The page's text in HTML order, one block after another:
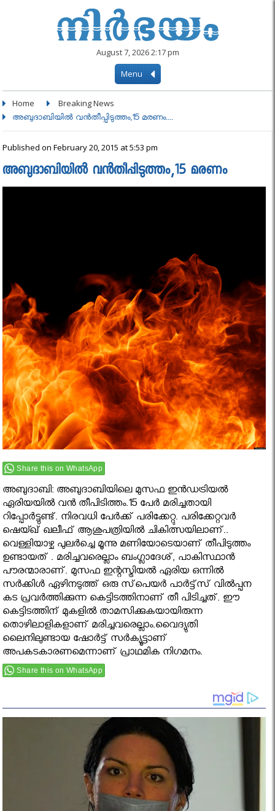
August 7, 2026 2:17 pm
Menu
Home Breaking News
അബുദാബിയില്‍ വന്‍തീപ്പിടുത്തം,15 മരണം....
Published on February 20, 2015 at 5:53 pm
അബുദാബിയില്‍ വന്‍തീപ്പിടുത്തം,15 മരണം
Share this on WhatsApp
അബുദാബി: അബുദാബിയിലെ മുസഫ ഇന്‍ഡട്രിയല്‍
ഏരിയയില്‍ വന്‍ തീപിടിത്തം.15 പേര്‍ മരിച്ചതായി
റിപ്പോര്‍ട്ടുണ്ട്. നിരവധി പേര്‍ക്ക് പരിക്കേറ്റു. പരിക്കേറ്റവര്‍
ഷെയ്ഖ് ഖലീഫ് ആശുപത്രിയില്‍ ചികിത്സയിലാണ്..
വെള്ളിയാഴ്ച പുലര്‍ച്ചെ മൂന്നു മണിയോടെയാണ് തീപിടുത്തം
ഉണ്ടായത് . മരിച്ചവരെല്ലാം ബംഗ്ലാദേശ്, പാകിസ്ഥാന്‍
പൗരന്മാരാണ്. മുസഫ ഇന്റസ്ട്രിയല്‍ ഏരിയ ഒന്നില്‍
സര്‍ക്കിള്‍ ഏഴിനടുത്ത് ഒരു സ്‌പെയര്‍ പാര്‍ട്ട്‌സ് വില്‍പ്പന
കട പ്രവര്‍ത്തിക്കുന്ന കെട്ടിടത്തിനാണ് തീ പിടിച്ചത്. ഈ
കെട്ടിടത്തിന് മുകളില്‍ താമസിക്കുകയായിരുന്ന
തൊഴിലാളികളാണ് മരിച്ചവരെല്ലാം.വൈദ്യുതി
ലൈനിലുണ്ടായ ഷോര്‍ട്ട് സര്‍ക്യൂട്ടാണ്
അപകടകാരണമെന്നാണ് പ്രാഥമിക നിഗമനം.
Share this on WhatsApp